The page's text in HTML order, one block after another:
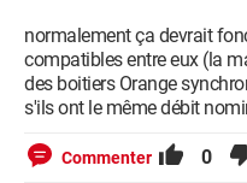
Enfin je suis assez novice
pour les détails inutiles, je
ou pas de savoir pour avoir
Merci d'avance pour votre
Emilie
normalement ça devrait
compatibles entre eux (la
des boitiers Orange
s'ils ont le même débit
Commenter 0